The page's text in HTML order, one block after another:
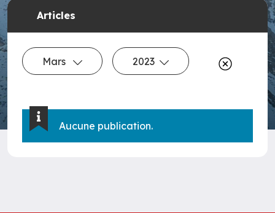
Articles
Mars 2023
Aucune publication.